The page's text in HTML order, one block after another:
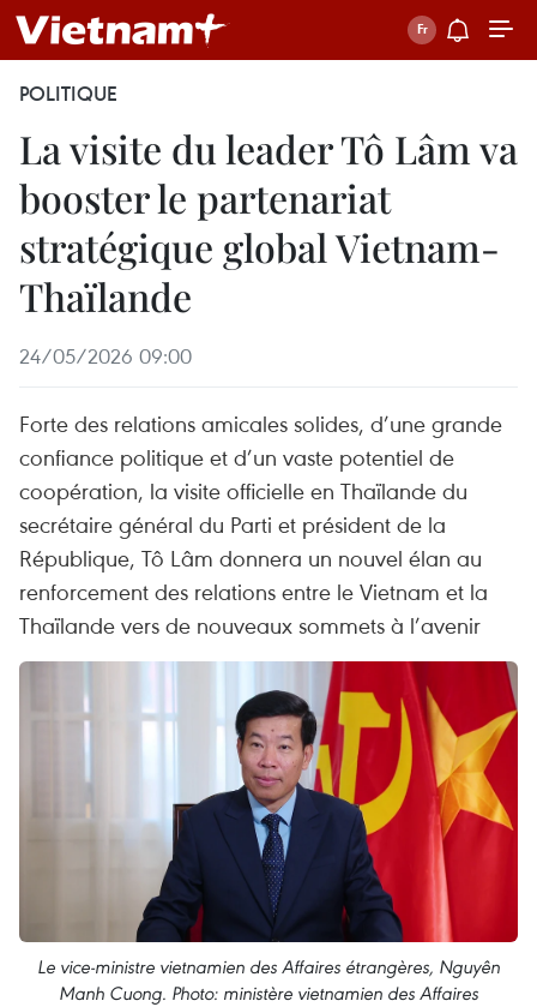
POLITIQUE
La visite du leader Tô Lâm va
booster le partenariat
stratégique global Vietnam-
Thaïlande
24/05/2026 09:00
Forte des relations amicales solides, d’une grande
confiance politique et d’un vaste potentiel de
coopération, la visite officielle en Thaïlande du
secrétaire général du Parti et président de la
République, Tô Lâm donnera un nouvel élan au
renforcement des relations entre le Vietnam et la
Thaïlande vers de nouveaux sommets à l’avenir
Le vice-ministre vietnamien des Affaires étrangères, Nguyên
Manh Cuong. Photo: ministère vietnamien des Affaires